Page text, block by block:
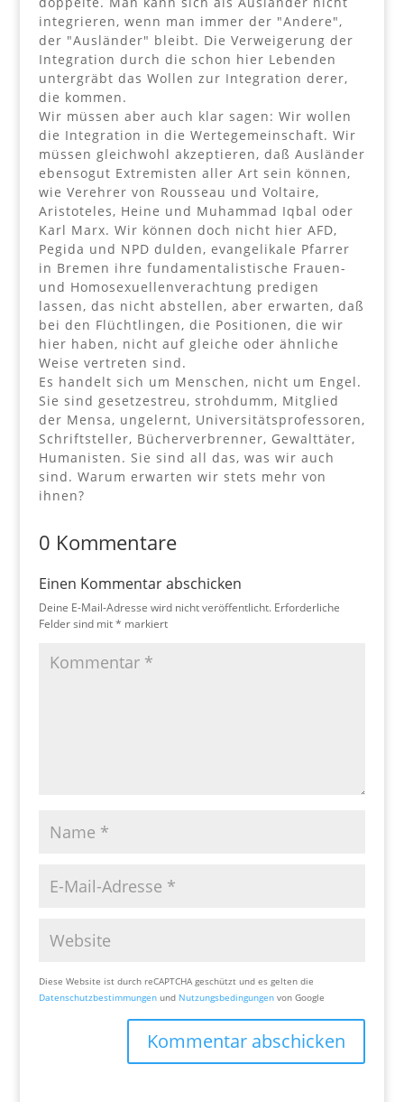
integrieren, wenn man immer der "Andere",
der "Ausländer" bleibt. Die Verweigerung der
Integration durch die schon hier Lebenden
untergräbt das Wollen zur Integration derer,
die kommen.
Wir müssen aber auch klar sagen: Wir wollen
die Integration in die Wertegemeinschaft. Wir
müssen gleichwohl akzeptieren, daß Ausländer
ebensogut Extremisten aller Art sein können,
wie Verehrer von Rousseau und Voltaire,
Aristoteles, Heine und Muhammad Iqbal oder
Karl Marx. Wir können doch nicht hier AFD,
Pegida und NPD dulden, evangelikale Pfarrer
in Bremen ihre fundamentalistische Frauen-
und Homosexuellenverachtung predigen
lassen, das nicht abstellen, aber erwarten, daß
bei den Flüchtlingen, die Positionen, die wir
hier haben, nicht auf gleiche oder ähnliche
Weise vertreten sind.
Es handelt sich um Menschen, nicht um Engel.
Sie sind gesetzestreu, strohdumm, Mitglied
der Mensa, ungelernt, Universitätsprofessoren,
Schriftsteller, Bücherverbrenner, Gewalttäter,
Humanisten. Sie sind all das, was wir auch
sind. Warum erwarten wir stets mehr von
ihnen?
0 Kommentare
Einen Kommentar abschicken
Deine E-Mail-Adresse wird nicht veröffentlicht. Erforderliche
Felder sind mit* markiert
Diese Website ist durch reCAPTCHA geschützt und es gelten die
Datenschutzbestimmungenund Nutzungsbedingungenvon Google
Kommentar abschicken